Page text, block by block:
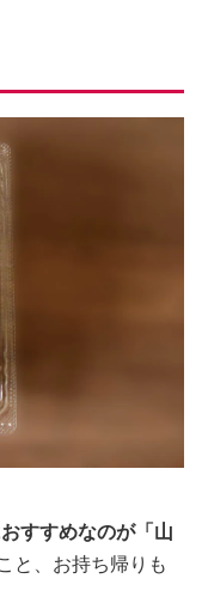
すすめなのが「山
と、お持ち帰りも